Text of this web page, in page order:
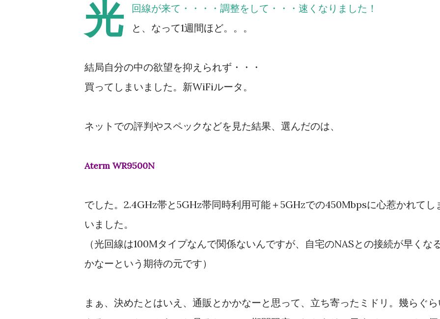
光
回線が来て・・・・調整をして・・・速くなりました！
と、なって1週間ほど。。。
結局自分の中の欲望を抑えられず・・・
買ってしまいました。新WiFiルータ。
ネットでの評判やスペックなどを見た結果、選んだのは、
Aterm WR9500N
でした。2.4GHz帯と5GHz帯同時利用可能＋5GHzでの450Mbpsに心惹かれてし
いました。
（光回線は100Mタイプなんで関係ないんですが、自宅のNASとの接続が早くな
かなーという期待の元です）
まぁ、決めたとはいえ、通販とかかなーと思って、立ち寄ったミドリ。幾らぐ